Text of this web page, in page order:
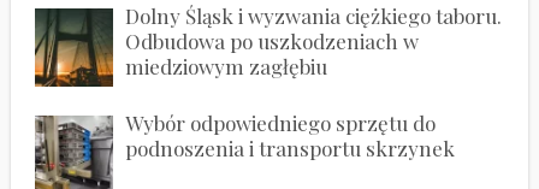
Dolny Śląsk i wyzwania ciężkiego taboru.
Odbudowa po uszkodzeniach w
miedziowym zagłębiu
Wybór odpowiedniego sprzętu do
podnoszenia i transportu skrzynek